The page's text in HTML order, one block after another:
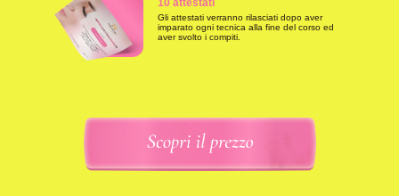
10 attestati
Gli attestati verranno rilasciati dopo aver
imparato ogni tecnica alla fine del corso ed
aver svolto i compiti.